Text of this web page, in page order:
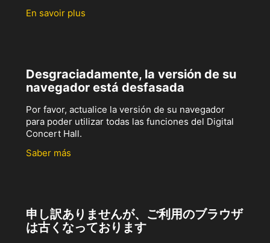
En savoir plus
Desgraciadamente, la versión de su
navegador está desfasada
Por favor, actualice la versión de su navegador
para poder utilizar todas las funciones del Digital
Concert Hall.
Saber más
申し訳ありませんが、ご利用のブラウザ
は古くなっております